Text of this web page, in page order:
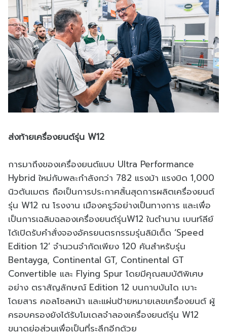
ส่งท้ายเครื่องยนต์รุ่น W12
การมาถึงของเครื่องยนต์แบบ Ultra Performance
Hybrid ใหม่กับพละกำลังกว่า 782 แรงม้า แรงบิด 1,000
นิวตันเมตร ถือเป็นการประกาศสิ้นสุดการผลิตเครื่องยนต์
รุ่น W12 ณ โรงงาน เมืองครูว์อย่างเป็นทางการ และเพื่อ
เป็นการเฉลิมฉลองเครื่องยนต์รุ่นW12 ในตำนาน เบนท์ลีย์
ได้เปิดรับคำสั่งจองอัครยนตรกรรมรุ่นลิมิเต็ด ‘Speed
Edition 12’ จำนวนจำกัดเพียง 120 คันสำหรับรุ่น
Bentayga, Continental GT, Continental GT
Convertible และ Flying Spur โดยมีคุณสมบัติพิเศษ
อย่าง ตราสัญลักษณ์ Edition 12 บนกาบบันได เบาะ
โดยสาร คอลโซลหน้า และแผ่นป้ายหมายเลขเครื่องยนต์ ผู้
ครอบครองยังได้รับโมเดลจำลองเครื่องยนต์รุ่น W12
ขนาดย่อส่วนเพื่อเป็นที่ระลึกอีกด้วย